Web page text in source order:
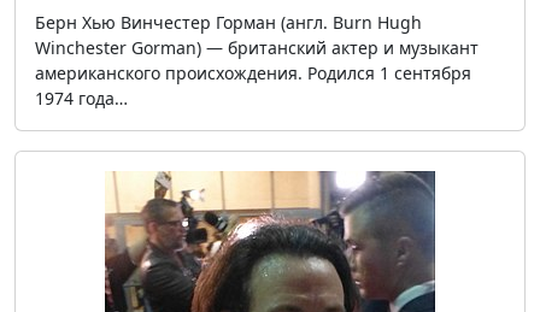
Берн Хью Винчестер Горман (англ. Burn Hugh
Winchester Gorman) — британский актер и музыкант
американского происхождения. Родился 1 сентября
1974 года…